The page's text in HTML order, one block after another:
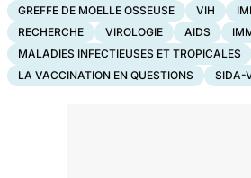
GREFFE DE MOELLE OSSEUSE VIH
RECHERCHE
VIROLOGIE AIDS
MALADIES INFECTIEUSES ET TROPICALES
LA VACCINATION EN QUESTIONS
SIDA-